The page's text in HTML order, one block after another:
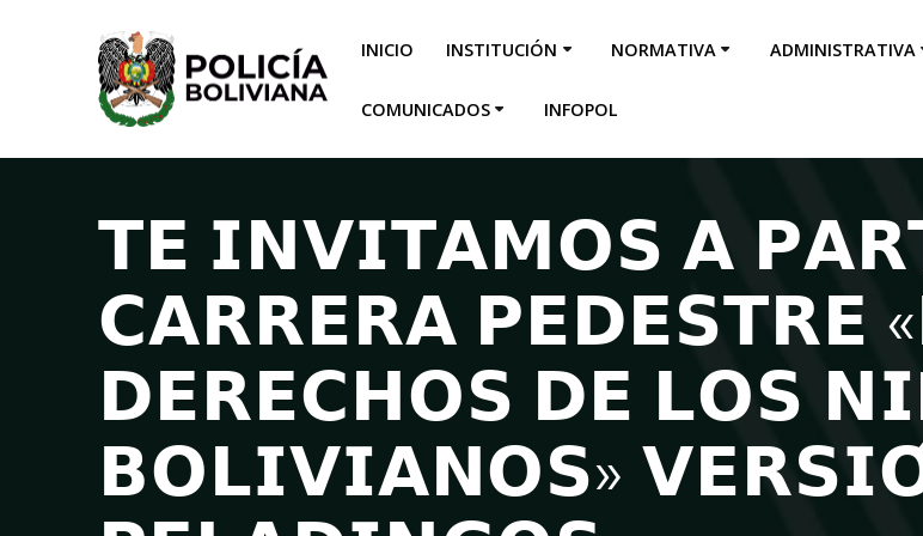
INICIO INSTITUCIÓN NORMATIVA ADMINISTRATIVA
COMUNICADOS INFOPOL
𝗧𝗘 𝗜𝗡𝗩𝗜𝗧𝗔𝗠𝗢𝗦 𝗔
𝗖𝗔𝗥𝗥𝗘𝗥𝗔 𝗣𝗘𝗗𝗘𝗦𝗧𝗥𝗘
𝗗𝗘𝗥𝗘𝗖𝗛𝗢𝗦 𝗗𝗘 𝗟𝗢𝗦
𝗕𝗢𝗟𝗜𝗩𝗜𝗔𝗡𝗢𝗦»